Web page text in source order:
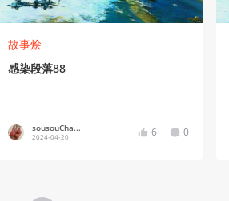
故事烩
感染段落88
sousouCha...
2024-04-20 6 0